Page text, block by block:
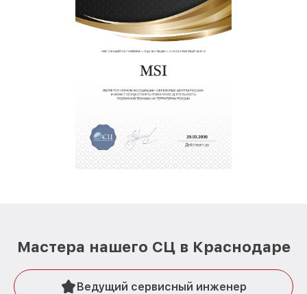
Мастера нашего СЦ в Краснодаре
Ведущий сервисный инженер